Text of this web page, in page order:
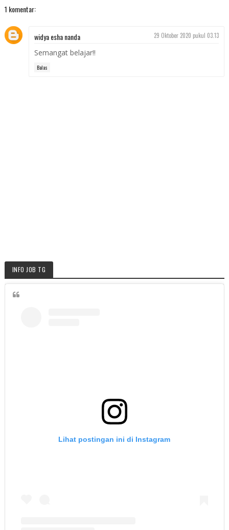
1 komentar:
widya esha nanda 29 Oktober 2020 pukul 03.13
Semangat belajar!!
Balas
INFO JOB TG
Lihat postingan ini di Instagram